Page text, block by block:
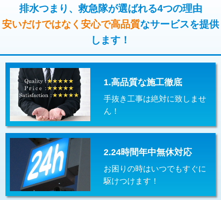
モルタル補修（厚さ10㎝超え） 38,500円
追加人工 16,500円
理・調整・分解・加工など（軽作業）
止水・漏水調査・防水処理・清掃・修
理・調整・分解・加工など（中作業）
22,000円
止水・漏水調査・防水処理・清掃・修
理・調整・分解・加工など（重作業）
33,000円
その他部品の脱着 8,800円～
交換・取付（タンク） 22,000円+材料費
交換・取付(単水栓（壁付・デッキ
式）)
13,200円+材料費
交換・取付(混合水栓（壁付・デッキ
式・ワンホール）)
16,500円+材料費
交換・取付(排水栓・排水トラップ
（P/S/ポップアップ））
22,000円+材料費
排水つまり、救急隊が選ばれる4つの理由
安いだけではなく安心で高品質なサービスを提供
します！
1.高品質な施工徹底
手抜き工事は絶対に致しませ
ん！
2.24時間年中無休対応
お困りの時はいつでもすぐに
駆けつけます！